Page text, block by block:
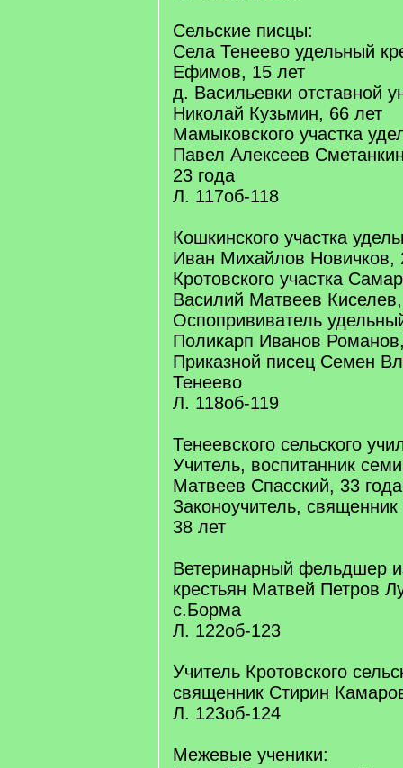
Сельские писцы:
Села Тенеево удельный
Ефимов, 15 лет
д. Васильевки отставной
Николай Кузьмин, 66 лет
Мамыковского участка
Павел Алексеев
23 года
Л. 117об-118
Кошкинского участка
Иван Михайлов Новичков,
Кротовского участка
Василий Матвеев
Оспопрививатель
Поликарп Иванов
Приказной писец Семен
Тенеево
Л. 118об-119
Тенеевского сельского
Учитель, воспитанник
Матвеев Спасский, 33 года
Законоучитель,
38 лет
Ветеринарный фельдшер
крестьян Матвей Петров
с.Борма
Л. 122об-123
Учитель Кротовского
священник Стирин
Л. 123об-124
Межевые ученики: